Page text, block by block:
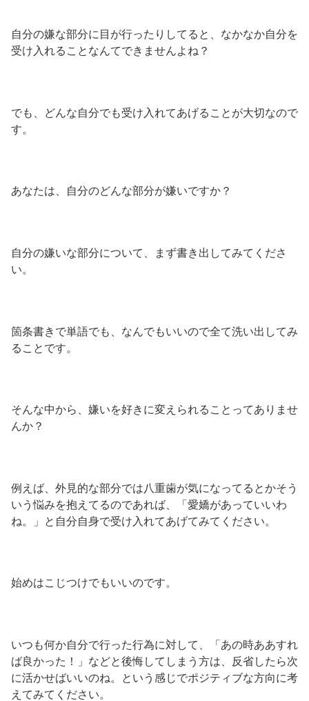
自分の嫌な部分に目が行ったりしてると、なかなか自分を
受け入れることなんてできませんよね？
でも、どんな自分でも受け入れてあげることが大切なので
す。
あなたは、自分のどんな部分が嫌いですか？
自分の嫌いな部分について、まず書き出してみてくださ
い。
箇条書きで単語でも、なんでもいいので全て洗い出してみ
ることです。
そんな中から、嫌いを好きに変えられることってありませ
んか？
例えば、外見的な部分では八重歯が気になってるとかそう
いう悩みを抱えてるのであれば、「愛嬌があっていいわ
ね。」と自分自身で受け入れてあげてみてください。
始めはこじつけでもいいのです。
いつも何か自分で行った行為に対して、「あの時ああすれ
ば良かった！」などと後悔してしまう方は、反省したら次
に活かせばいいのね。という感じでポジティブな方向に考
えてみてください。